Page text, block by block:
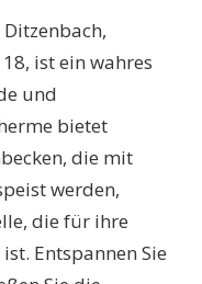
ist ein wahres
und
bietet
die mit
werden,
die für ihre
Entspannen Sie